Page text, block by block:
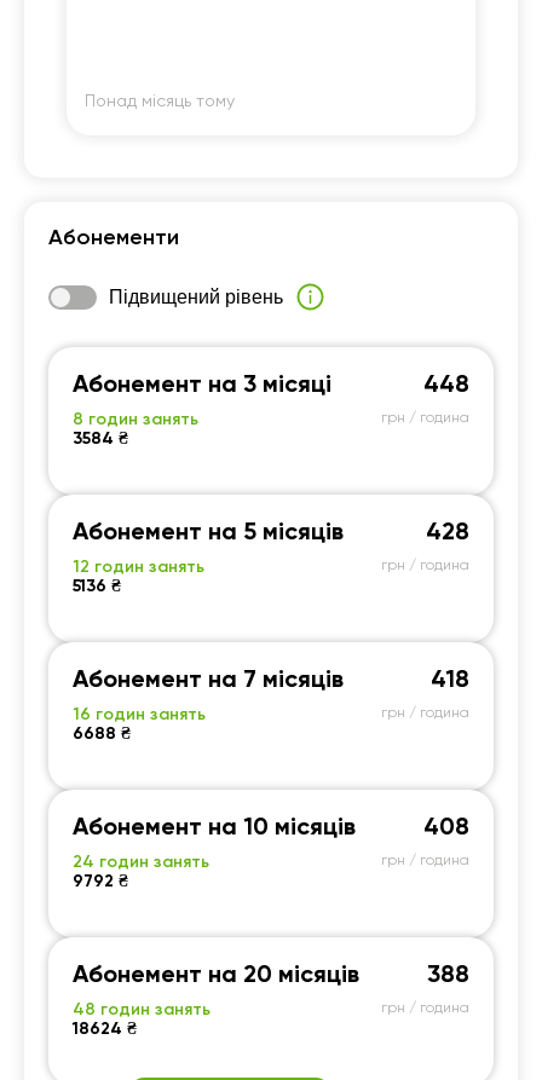
Понад місяць тому
Абонементи
Підвищений рівень
Абонемент на 3 місяці
8 годин занять
3584 ₴
448
грн / година
Абонемент на 5 місяців
12 годин занять
5136 ₴
428
грн / година
Абонемент на 7 місяців
16 годин занять
6688 ₴
418
грн / година
Абонемент на 10 місяців
24 годин занять
9792 ₴
408
грн / година
Абонемент на 20 місяців
48 годин занять
18624 ₴
388
грн / година